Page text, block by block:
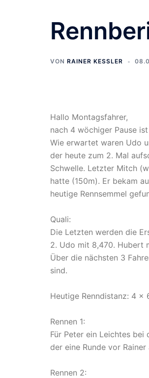
VON RAINER KESSLER
Hallo Montagsfahrer,
nach 4 wöchiger Pause
Wie erwartet waren Udo
der heute zum 2. Mal
Schwelle. Letzter Mitch
hatte (150m). Er bekam
heutige Rennsemmel
Quali:
Die Letzten werden die
2. Udo mit 8,470. Hubert
Über die nächsten 3
sind.
Heutige Renndistanz: 4 x
Rennen 1:
Für Peter ein Leichtes bei
der eine Runde vor
Rennen 2: